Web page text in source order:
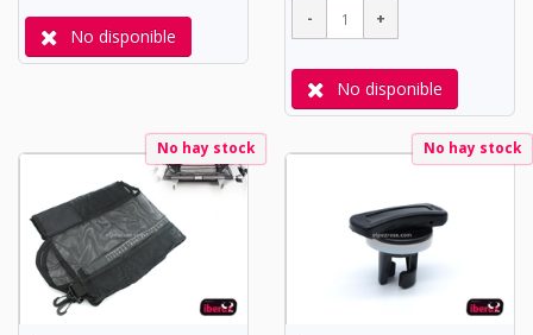
No disponible
No disponible
No hay stock No hay stock